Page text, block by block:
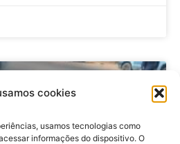
cookies
usamos tecnologias como
informações do dispositivo. O